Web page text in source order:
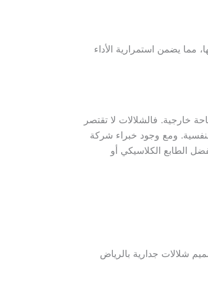
مما يضمن استمرارية الأداء
خارجية. فالشلالات لا تقتصر
ومع وجود خبراء شركة
الطابع الكلاسيكي أو
شلالات جدارية بالرياض